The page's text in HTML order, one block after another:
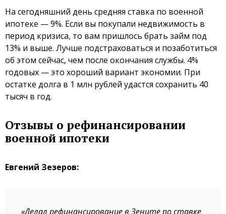
На сегодняшний день средняя ставка по военной
ипотеке — 9%. Если вы покупали недвижимость в
период кризиса, то вам пришлось брать займ под
13% и выше. Лучше подстраховаться и позаботиться
об этом сейчас, чем после окончания службы. 4%
годовых — это хороший вариант экономии. При
остатке долга в 1 млн рублей удастся сохранить 40
тысяч в год.
Отзывы о рефинансировании
военной ипотеки
Евгений Зезеров:
«Делал рефинансирование в Зените по ставке